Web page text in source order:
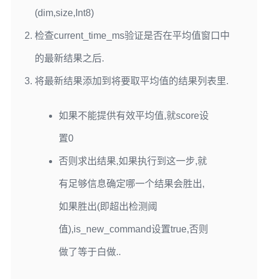
最低阈值 */
200,
令后,在识别第二个命令前锁等待的时间. */ = 1500,
int32_t
TfLiteStatus ProcessLatestResults(const TfLiteTensor
const char** found_command
bool* is_new_command);
(dim,size,Int8)
检查current_time_ms验证是否在平均值窗口中
的最新结果之后.
将最新结果添加到将要取平均值的结果列表里.
如果不能提供有效平均值,就score设
置0
否则求出结果,如果执行到这一步,就
有足够信息确定哪一个结果会胜出,
如果胜出(即超出检测阈
值),is_new_command设置true,否则
做了等于白做..